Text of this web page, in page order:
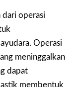
dari operasi
Operasi
meninggalkan
dapat
membentuk